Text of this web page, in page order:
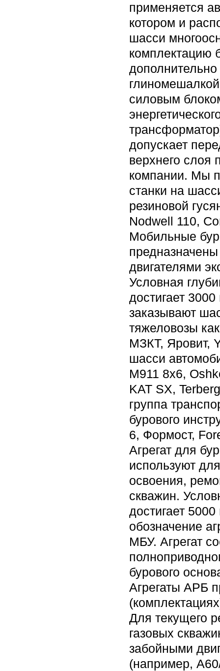
применяется
котором и
шасси
комплектацию
силовым
допускает
верхнего слоя
компании. Мы
станки на
резиновой
Nodwell 110,
Мобильные
двигателями
Условная
достигает
заказывают
тяжеловозы
МЗКТ, Яровит,
шасси
M911 8x6,
KAT SX,
группа
бурового
6, Формост,
Агрегат для
используют
освоения,
скважин.
достигает
обозначение
МБУ. Агрегат
бурового
Агрегаты АРБ
Для текущего
газовых
забойными
(например,